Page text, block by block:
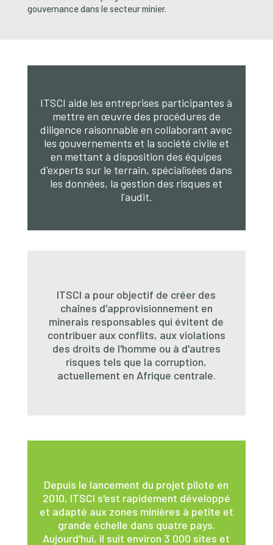
gouvernance dans le secteur minier.
ITSCI aide les entreprises participantes à
mettre en œuvre des procédures de
diligence raisonnable en collaborant avec
les gouvernements et la société civile et
en mettant à disposition des équipes
d'experts sur le terrain, spécialisées dans
les données, la gestion des risques et
l'audit.
ITSCI a pour objectif de créer des
chaînes d'approvisionnement en
minerais responsables qui évitent de
contribuer aux conflits, aux violations
des droits de l'homme ou à d'autres
risques tels que la corruption,
actuellement en Afrique centrale.
Depuis le lancement du projet pilote en
2010, ITSCI s'est rapidement développé
et adapté aux zones minières à petite et
grande échelle dans quatre pays.
Aujourd'hui, il suit environ 3 000 sites et